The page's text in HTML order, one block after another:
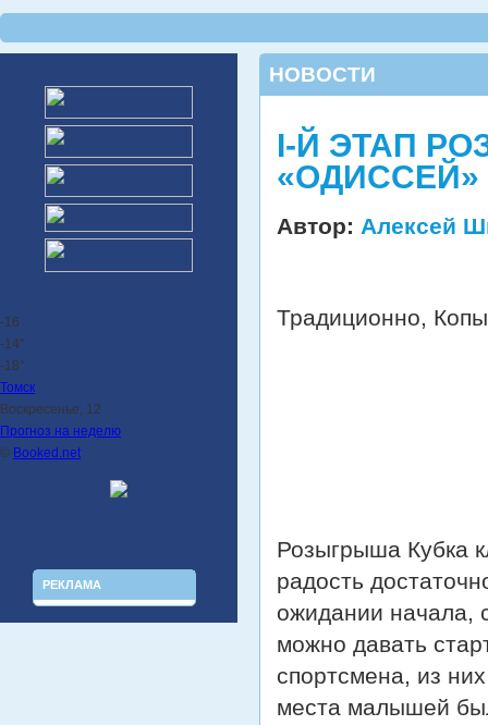
-16
-14°
-18°
Томск
Воскресенье, 12
Прогноз на неделю
© Booked.net
РЕКЛАМА
НОВОСТИ
I-Й ЭТАП
Автор: Алексей
Традиционно,
Розыгрыша Кубка
радость
ожидании начала,
можно давать
спортсмена, из
места малышей